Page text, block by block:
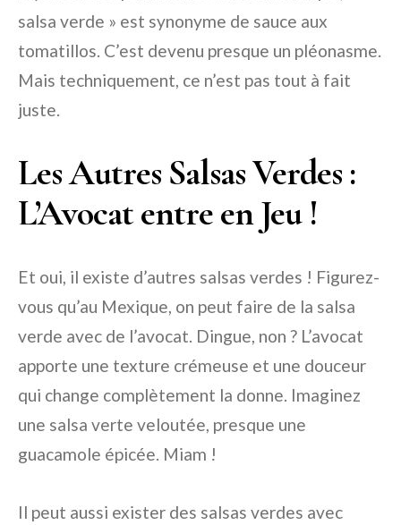
salsa verde » est synonyme de sauce aux
tomatillos. C’est devenu presque un pléonasme.
Mais techniquement, ce n’est pas tout à fait
juste.
Les Autres Salsas Verdes :
L’Avocat entre en Jeu !
Et oui, il existe d’autres salsas verdes ! Figurez-
vous qu’au Mexique, on peut faire de la salsa
verde avec de l’avocat. Dingue, non ? L’avocat
apporte une texture crémeuse et une douceur
qui change complètement la donne. Imaginez
une salsa verte veloutée, presque une
guacamole épicée. Miam !
Il peut aussi exister des salsas verdes avec